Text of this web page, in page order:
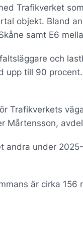
Trafikverket
objekt. Bland
samt E6
och
upp till 90
Trafikverkets
Mårtensson,
andra under
är cirka 156